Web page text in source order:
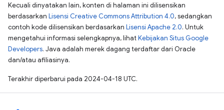
Kecuali dinyatakan lain, konten di halaman ini dilisensikan
berdasarkan Lisensi Creative Commons Attribution 4.0, sedangkan
contoh kode dilisensikan berdasarkan Lisensi Apache 2.0. Untuk
mengetahui informasi selengkapnya, lihatKebijakan Situs Google
Developers. Java adalah merek dagang terdaftar dari Oracle
dan/atau afiliasinya.
Terakhir diperbarui pada 2024-04-18 UTC.